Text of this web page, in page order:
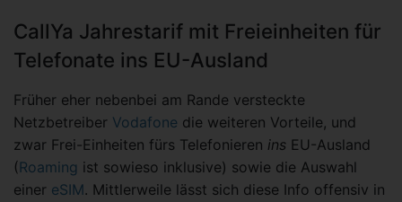
CallYa Jahrestarif mit Freieinheiten für
Telefonate ins EU-Ausland
Früher eher nebenbei am Rande versteckte
Netzbetreiber Vodafone die weiteren Vorteile, und
zwar Frei-Einheiten fürs Telefonieren ins EU-Ausland
(Roaming ist sowieso inklusive) sowie die Auswahl
einer eSIM. Mittlerweile lässt sich diese Info offensiv in